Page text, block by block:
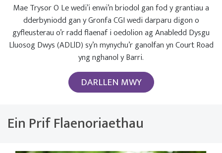
Mae Trysor O Le wedi’i enwi’n briodol gan fod y grantiau a
dderbyniodd gan y Gronfa CGI wedi darparu digon o
gyfleusterau o’r radd flaenaf i oedolion ag Anabledd Dysgu
Lluosog Dwys (ADLlD) sy’n mynychu’r ganolfan yn Court Road
yng nghanol y Barri.
DARLLEN MWY
Ein Prif Flaenoriaethau